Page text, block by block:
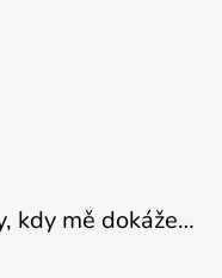
Hrneček - Jsou dny, kdy mě dokáže nasrat i vzduch - Sova
hvězdiček.